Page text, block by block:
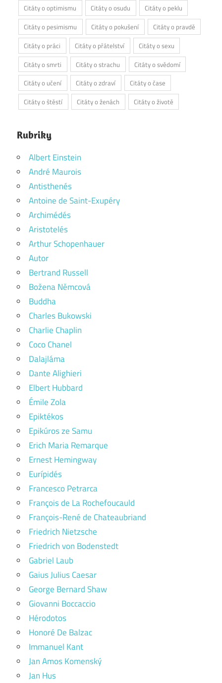
Citáty o optimismu Citáty o osudu
Citáty o peklu
Citáty o pesimismu
Citáty o pokušení
Citáty o pravdě
Citáty o práci
Citáty o přátelství
Citáty o sexu
Citáty o smrti
Citáty o strachu
Citáty o svědomí
Citáty o učení
Citáty o zdraví
Citáty o čase
Citáty o štěstí
Citáty o ženách Citáty o životě
Rubriky
Albert Einstein
André Maurois
Antisthenés
Antoine de Saint-Exupéry
Archimédés
Aristotelés
Arthur Schopenhauer
Autor
Bertrand Russell
Božena Němcová
Buddha
Charles Bukowski
Charlie Chaplin
Coco Chanel
Dalajláma
Dante Alighieri
Elbert Hubbard
Émile Zola
Epiktékos
Epikúros ze Samu
Erich Maria Remarque
Ernest Hemingway
Eurípidés
Francesco Petrarca
François de La Rochefoucauld
François-René de Chateaubriand
Friedrich Nietzsche
Friedrich von Bodenstedt
Gabriel Laub
Gaius Julius Caesar
George Bernard Shaw
Giovanni Boccaccio
Hérodotos
Honoré De Balzac
Immanuel Kant
Jan Amos Komenský
Jan Hus